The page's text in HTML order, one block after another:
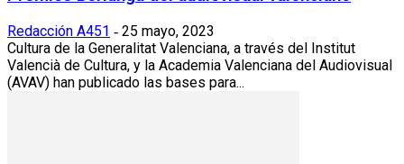
Redacción A451 - 25 mayo, 2023
Cultura de la Generalitat Valenciana, a través del Institut
Valencià de Cultura, y la Academia Valenciana del Audiovisual
(AVAV) han publicado las bases para...